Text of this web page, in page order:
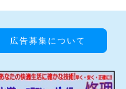
広告募集について